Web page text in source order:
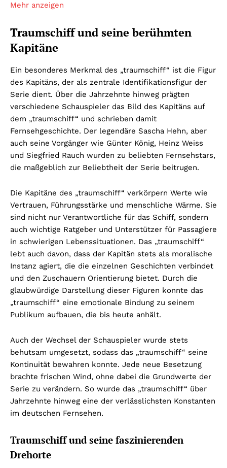
Mehr anzeigen
Traumschiff und seine berühmten
Kapitäne
Ein besonderes Merkmal des „traumschiff“ ist die Figur
des Kapitäns, der als zentrale Identifikationsfigur der
Serie dient. Über die Jahrzehnte hinweg prägten
verschiedene Schauspieler das Bild des Kapitäns auf
dem „traumschiff“ und schrieben damit
Fernsehgeschichte. Der legendäre Sascha Hehn, aber
auch seine Vorgänger wie Günter König, Heinz Weiss
und Siegfried Rauch wurden zu beliebten Fernsehstars,
die maßgeblich zur Beliebtheit der Serie beitrugen.
Die Kapitäne des „traumschiff“ verkörpern Werte wie
Vertrauen, Führungsstärke und menschliche Wärme. Sie
sind nicht nur Verantwortliche für das Schiff, sondern
auch wichtige Ratgeber und Unterstützer für Passagiere
in schwierigen Lebenssituationen. Das „traumschiff“
lebt auch davon, dass der Kapitän stets als moralische
Instanz agiert, die die einzelnen Geschichten verbindet
und den Zuschauern Orientierung bietet. Durch die
glaubwürdige Darstellung dieser Figuren konnte das
„traumschiff“ eine emotionale Bindung zu seinem
Publikum aufbauen, die bis heute anhält.
Auch der Wechsel der Schauspieler wurde stets
behutsam umgesetzt, sodass das „traumschiff“ seine
Kontinuität bewahren konnte. Jede neue Besetzung
brachte frischen Wind, ohne dabei die Grundwerte der
Serie zu verändern. So wurde das „traumschiff“ über
Jahrzehnte hinweg eine der verlässlichsten Konstanten
im deutschen Fernsehen.
Traumschiff und seine faszinierenden
Drehorte